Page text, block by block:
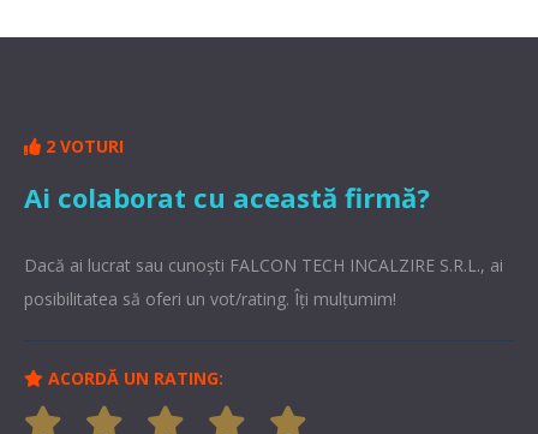
2 VOTURI
Ai colaborat cu această firmă?
Dacă ai lucrat sau cunoşti FALCON TECH INCALZIRE S.R.L., ai
posibilitatea să oferi un vot/rating. Îți mulțumim!
ACORDĂ UN RATING: